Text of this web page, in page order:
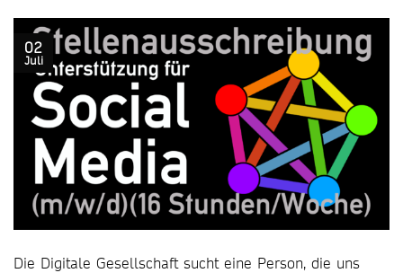
02
Juli
Die Digitale Gesellschaft sucht eine Person, die uns